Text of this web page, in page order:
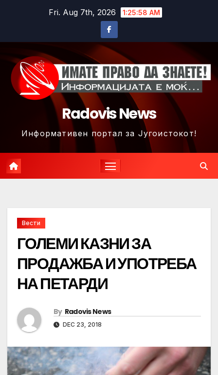
Fri. Aug 7th, 2026 1:26:01 AM
Radovis News
Информативен портал за Југоистокот!
Вести
ГОЛЕМИ КАЗНИ ЗА
ПРОДАЖБА И УПОТРЕБА
НА ПЕТАРДИ
By Radovis News
DEC 23, 2018